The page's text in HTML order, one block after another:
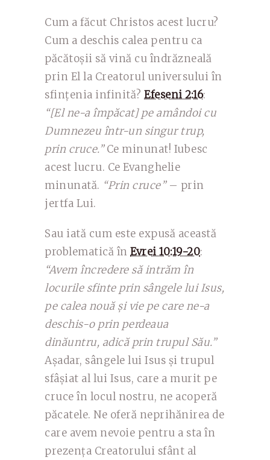
Cum a făcut Christos acest lucru?
Cum a deschis calea pentru ca
păcătoșii să vină cu îndrăzneală
prin El la Creatorul universului în
sfințenia infinită? Efeseni 2:16:
“[El ne-a împăcat] pe amândoi cu
Dumnezeu într-un singur trup,
prin cruce.”Ce minunat! Iubesc
acest lucru. Ce Evanghelie
minunată. “Prin cruce”– prin
jertfa Lui.
Sau iată cum este expusă această
problematică în Evrei 10:19-20:
“Avem încredere să intrăm în
locurile sfinte prin sângele lui Isus,
pe calea nouă și vie pe care ne-a
deschis-o prin perdeaua
dinăuntru, adică prin trupul Său.”
Așadar, sângele lui Isus și trupul
sfâșiat al lui Isus, care a murit pe
cruce în locul nostru, ne acoperă
păcatele. Ne oferă neprihănirea de
care avem nevoie pentru a sta în
prezența Creatorului sfânt al